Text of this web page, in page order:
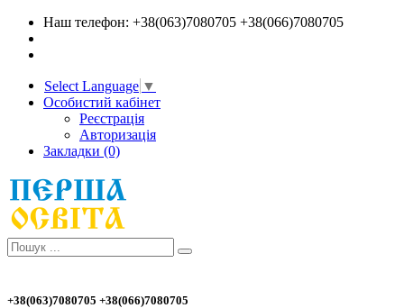
Наш телефон: +38(063)7080705 +38(066)7080705
Select Language ▼
Особистий кабінет
Реєстрація
Авторизація
Закладки (0)
+38(063)7080705 +38(066)7080705